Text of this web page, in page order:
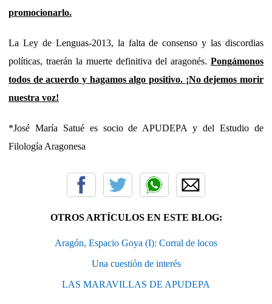
promocionarlo.
La Ley de Lenguas-2013, la falta de consenso y las discordias
políticas, traerán la muerte definitiva del aragonés. Pongámonos
todos de acuerdo y hagamos algo positivo. ¡No dejemos morir
nuestra voz!
*José María Satué es socio de APUDEPA y del Estudio de
Filología Aragonesa
OTROS ARTÍCULOS EN ESTE BLOG:
Aragón, Espacio Goya (I): Corral de locos
Una cuestión de interés
LAS MARAVILLAS DE APUDEPA